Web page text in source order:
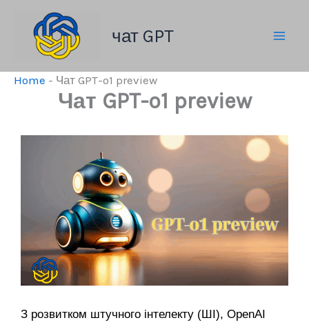
content
чат GPT
Home - Чат GPT-o1 preview
Чат GPT-o1 preview
З розвитком штучного інтелекту (ШІ), OpenAI